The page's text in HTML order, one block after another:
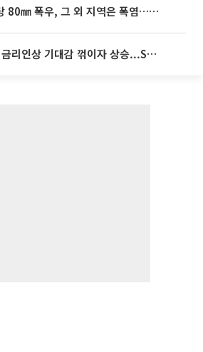
동해안은 시간당 80㎜ 폭우, 그 외 지역은 폭염…‘극과 극 날씨’
뉴욕증시, 연준 금리인상 기대감 꺾이자 상승...S&P500 사상 최고치 [종합]